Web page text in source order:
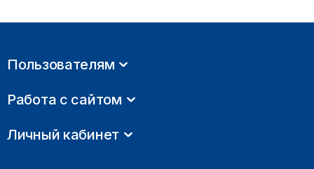
Пользователям
Работа с сайтом
Личный кабинет